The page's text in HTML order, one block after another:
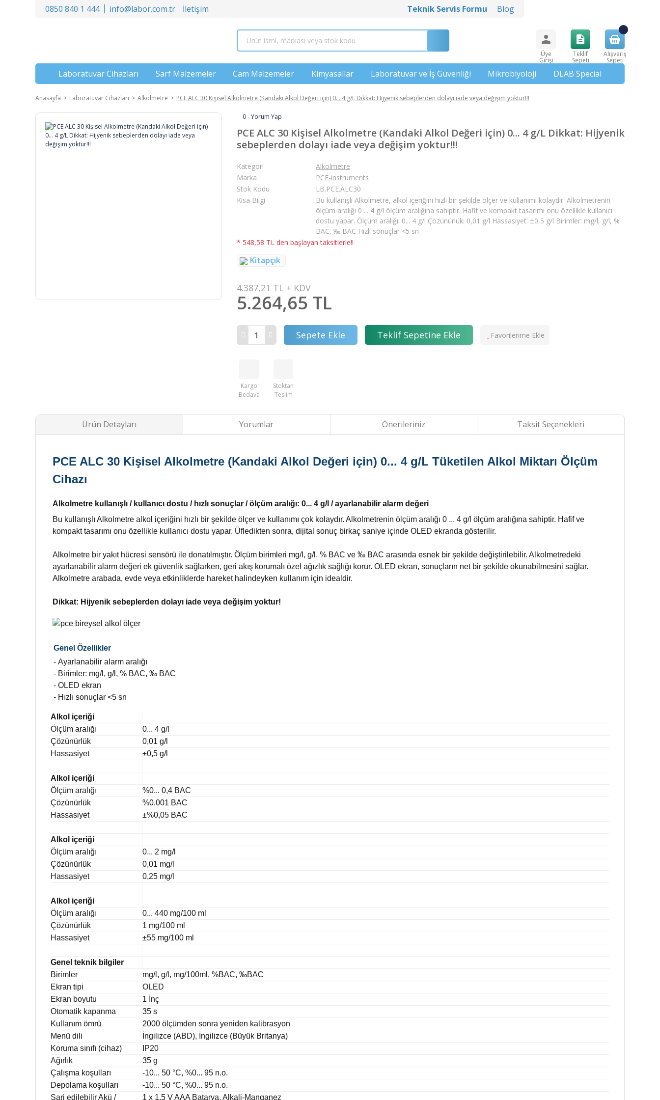
0850 840 1 444 info@labor.com.tr İletişim Teknik Servis Formu Blog
Üye
Girişi
Teklif
Sepeti
Alışveriş
Sepeti
Laboratuvar Cihazları Sarf Malzemeler Cam Malzemeler Kimyasallar Laboratuvar ve İş Güvenliği Mikrobiyoloji DLAB Special
Anasayfa Laboratuvar Cihazları Alkolmetre PCE ALC 30 Kişisel Alkolmetre (Kandaki Alkol Değeri için) 0... 4 g/L Dikkat: Hijyenik sebeplerden dolayı iade veya değişim yoktur!!!
0 - Yorum Yap
PCE ALC 30 Kişisel Alkolmetre (Kandaki Alkol Değeri için) 0... 4 g/L Dikkat: Hijyenik
sebeplerden dolayı iade veya değişim yoktur!!!
Kategori
Alkolmetre
Marka
PCE-instruments
Stok Kodu
LB.PCE.ALC30
Kısa Bilgi
Bu kullanışlı Alkolmetre, alkol içeriğini hızlı bir şekilde ölçer ve kullanımı kolaydır. Alkolmetrenin
ölçüm aralığı 0 ... 4 g/l ölçüm aralığına sahiptir. Hafif ve kompakt tasarımı onu özellikle kullanıcı
dostu yapar. Ölçüm aralığı: 0... 4 g/l Çözünürlük: 0,01 g/l Hassasiyet: ±0,5 g/l Birimler: mg/l, g/l, %
BAC, ‰ BAC Hızlı sonuçlar <5 sn
* 548,58 TL den başlayan taksitlerle!!
Kitapçık
4.387,21 TL + KDV
5.264,65 TL
Sepete Ekle Teklif Sepetine Ekle
Kargo
Bedava
Stoktan
Teslim
Ürün Detayları Yorumlar Önerileriniz Taksit Seçenekleri
PCE ALC 30 Kişisel Alkolmetre (Kandaki Alkol Değeri için) 0... 4 g/L Tüketilen Alkol Miktarı Ölçüm
Cihazı
Alkolmetre kullanışlı / kullanıcı dostu / hızlı sonuçlar / ölçüm aralığı: 0... 4 g/l / ayarlanabilir alarm değeri
Bu kullanışlı Alkolmetre alkol içeriğini hızlı bir şekilde ölçer ve kullanımı çok kolaydır. Alkolmetrenin ölçüm aralığı 0 ... 4 g/l ölçüm aralığına sahiptir. Hafif ve
kompakt tasarımı onu özellikle kullanıcı dostu yapar. Üfledikten sonra, dijital sonuç birkaç saniye içinde OLED ekranda gösterilir.
Alkolmetre bir yakıt hücresi sensörü ile donatılmıştır. Ölçüm birimleri mg/l, g/l, % BAC ve ‰ BAC arasında esnek bir şekilde değiştirilebilir. Alkolmetredeki
ayarlanabilir alarm değeri ek güvenlik sağlarken, geri akış korumalı özel ağızlık sağlığı korur. OLED ekran, sonuçların net bir şekilde okunabilmesini sağlar.
Alkolmetre arabada, evde veya etkinliklerde hareket halindeyken kullanım için idealdir.
Dikkat: Hijyenik sebeplerden dolayı iade veya değişim yoktur!
Genel Özellikler
- Ayarlanabilir alarm aralığı
- Birimler: mg/l, g/l, % BAC, ‰ BAC
- OLED ekran
- Hızlı sonuçlar <5 sn
Alkol içeriği
Ölçüm aralığı
0... 4 g/l
Çözünürlük
0,01 g/l
Hassasiyet
±0,5 g/l
Alkol içeriği
Ölçüm aralığı
%0... 0,4 BAC
Çözünürlük
%0,001 BAC
Hassasiyet
±%0,05 BAC
Alkol içeriği
Ölçüm aralığı
0... 2 mg/l
Çözünürlük
0,01 mg/l
Hassasiyet
0,25 mg/l
Alkol içeriği
Ölçüm aralığı
0... 440 mg/100 ml
Çözünürlük
1 mg/100 ml
Hassasiyet
±55 mg/100 ml
Genel teknik bilgiler
Birimler
mg/l, g/l, mg/100ml, %BAC, ‰BAC
Ekran tipi
OLED
Ekran boyutu
1 İnç
Otomatik kapanma
35 s
Kullanım ömrü
2000 ölçümden sonra yeniden kalibrasyon
Menü dili
İngilizce (ABD), İngilizce (Büyük Britanya)
Koruma sınıfı (cihaz)
IP20
Ağırlık
35 g
Çalışma koşulları
-10... 50 °C, %0... 95 n.o.
Depolama koşulları
-10... 50 °C, %0... 95 n.o.
Şarj edilebilir Akü /
1 x 1,5 V AAA Batarya, Alkali-Manganez